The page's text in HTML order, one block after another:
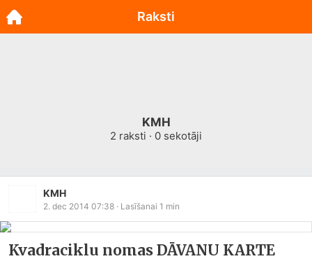
KMH
2 raksti · 0 sekotāji
KMH
2. dec 2014 07:38 · Lasīšanai 1 min
Kvadraciklu nomas DĀVANU KARTE
Raksti